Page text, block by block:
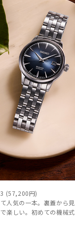
(57,200円)
人気の一本。裏蓋から
楽しい。初めての機械式